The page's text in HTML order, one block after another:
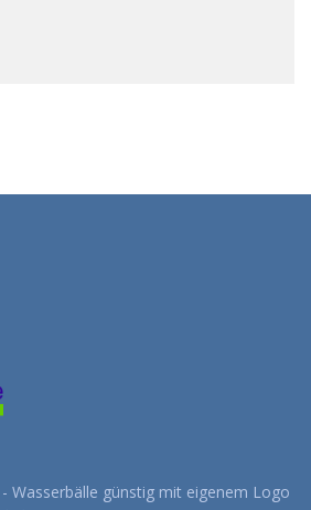
Wasserbälle günstig mit eigenem Logo